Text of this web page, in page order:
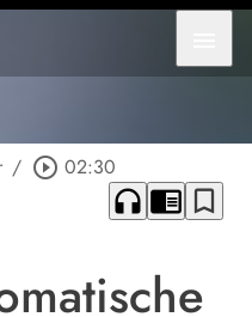
/ play_circle_outline 02:30
headphones chrome_reader_mode bookmark_border